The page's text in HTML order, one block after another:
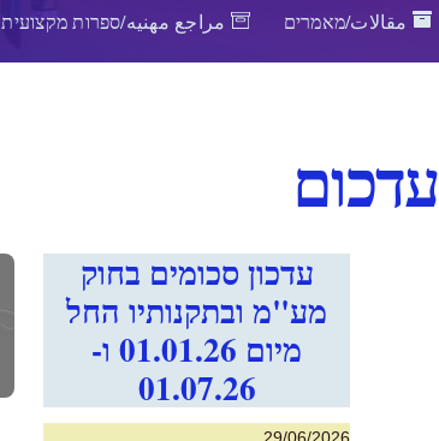
مقالات/מאמרים مراجع مهنيه/ספרות מקצועית
עדכום
עדכון סכומים בחוק
מע"מ ובתקנותיו החל
מיום 01.01.26 ו-
01.07.26